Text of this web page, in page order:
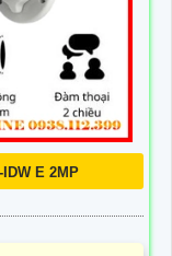
IDW E 2MP